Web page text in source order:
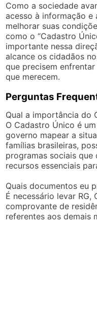
Como a sociedade
acesso à informação e
melhorar suas
como o “Cadastro
importante nessa
alcance os cidadãos
que precisem
que merecem.
Perguntas
Qual a importância do
O Cadastro Único é
governo mapear a
famílias brasileiras,
programas sociais que
recursos essenciais
Quais documentos eu
É necessário levar
comprovante de
referentes aos demais